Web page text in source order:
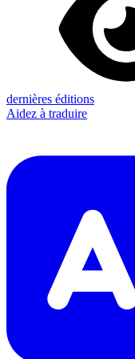
dernières éditions
Aidez à traduire